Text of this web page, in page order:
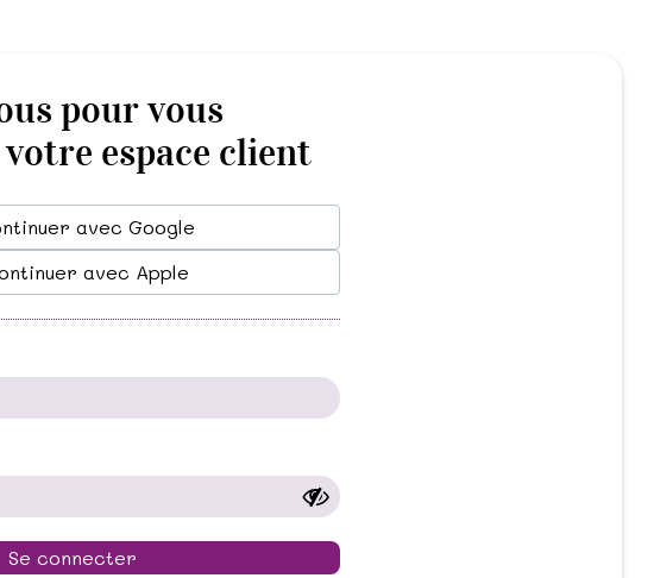
pour vous
espace client
avec Google
avec Apple
Se connecter